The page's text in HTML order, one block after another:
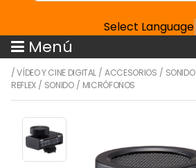
Select Language
Menú
/VÍDEO Y CINE DIGITAL /ACCESORIOS / SONIDO
REFLEX/ SONIDO/ MICRÓFONOS